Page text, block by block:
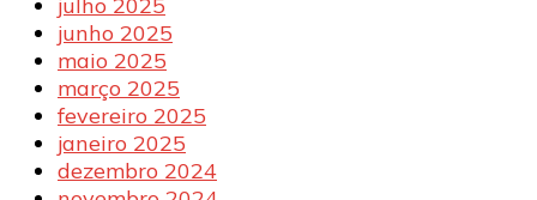
junho 2025
maio 2025
março 2025
fevereiro 2025
janeiro 2025
dezembro 2024